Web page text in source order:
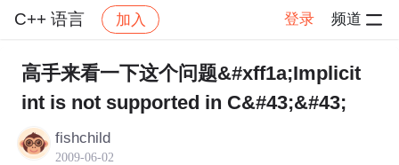
C++ 语言 加入 登录 频道
社区 C++ 语言 帖子详情
高手来看一下这个问题&#xff1a;Implicit
int is not supported in C&#43;&#43;
fishchild
2009-06-02